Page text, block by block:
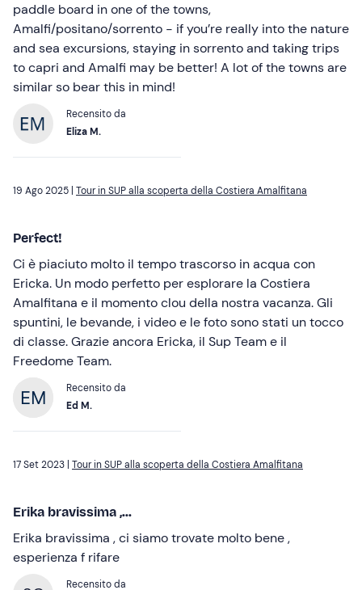
paddle board in one of the towns,
Amalfi/positano/sorrento - if you’re really into the nature
and sea excursions, staying in sorrento and taking trips
to capri and Amalfi may be better! A lot of the towns are
similar so bear this in mind!
Recensito da
Eliza M.
19 Ago 2025 | Tour in SUP alla scoperta della Costiera Amalfitana
Perfect!
Ci è piaciuto molto il tempo trascorso in acqua con
Ericka. Un modo perfetto per esplorare la Costiera
Amalfitana e il momento clou della nostra vacanza. Gli
spuntini, le bevande, i video e le foto sono stati un tocco
di classe. Grazie ancora Ericka, il Sup Team e il
Freedome Team.
Recensito da
Ed M.
17 Set 2023 | Tour in SUP alla scoperta della Costiera Amalfitana
Erika bravissima ,...
Erika bravissima , ci siamo trovate molto bene ,
esperienza f rifare
Recensito da